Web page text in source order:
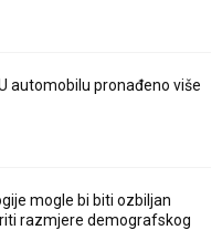
automobilu pronađeno više
mogle bi biti ozbiljan
razmjere demografskog